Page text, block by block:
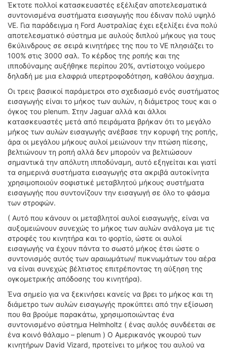
Έκτοτε πολλοί κατασκευαστές εξέλιξαν αποτελεσματικά
συντονισμένα συστήματα εισαγωγής που έδιναν πολύ υψηλό
VE. Για παράδειγμα η Ford Αυστραλίας έχει εξελίξει ένα πολύ
αποτελεσματικό σύστημα με αυλούς διπλού μήκους για τους
6κύλινδρους σε σειρά κινητήρες της που το VE πλησιάζει το
100% στις 3000 σαλ. Το κέρδος της ροπής και της
ιπποδύναμης αυξήθηκε περίπου 20%, αντίστοιχο νούμερο
δηλαδή με μια ελαφριά υπερτροφοδότηση, καθόλου άσχημα.
Οι τρεις βασικοί παράμετροι στο σχεδιασμό ενός συστήματος
εισαγωγής είναι το μήκος των αυλών, η διάμετρος τους και ο
όγκος του plenum. Στην Jaguar αλλά και άλλοι
κατασκευαστές μετά από πειράματα βρήκαν ότι το μεγάλο
μήκος των αυλών εισαγωγής ανέβασε την κορυφή της ροπής,
άρα οι μεγάλου μήκους αυλοί μειώνουν την πτώση πίεσης,
βελτιώνουν τη ροπή αλλά δεν μπορούν να βελτιώσουν
σημαντικά την απόλυτη ιπποδύναμη, αυτό εξηγείται και γιατί
τα σημερινά συστήματα εισαγωγής στα ακριβά αυτοκίνητα
χρησιμοποιούν σοφιστικέ μεταβλητού μήκους συστήματα
εισαγωγής που συντονίζουν την εισαγωγή σε όλο το φάσμα
των στροφών.
( Αυτό που κάνουν οι μεταβλητοί αυλοί εισαγωγής, είναι να
αυξομειώνουν συνεχώς το μήκος των αυλών ανάλογα με τις
στροφές του κινητήρα και το φορτίο, ώστε οι αυλοί
εισαγωγής να έχουν πάντα το σωστό μήκος έτσι ώστε ο
συντονισμός αυτός των αραιωμάτων/ πυκνωμάτων του αέρα
να είναι συνεχώς βέλτιστος επιτρέποντας τη αύξηση της
ογκομετρικής απόδοσης του κινητήρα).
Ένα σημείο για να ξεκινήσει κανείς να βρει το μήκος και τη
διάμετρο των αυλών εισαγωγής προκύπτει από την εξίσωση
που θα βρούμε παρακάτω, χρησιμοποιώντας ένα
συντονισμένο σύστημα Helmholtz ( ένας αυλός συνδέεται σε
ένα κοινό θάλαμο – plenum ) Ο Αμερικανός γκουρού των
κινητήρων David Vizard, προτείνει το μήκος του αυλού να